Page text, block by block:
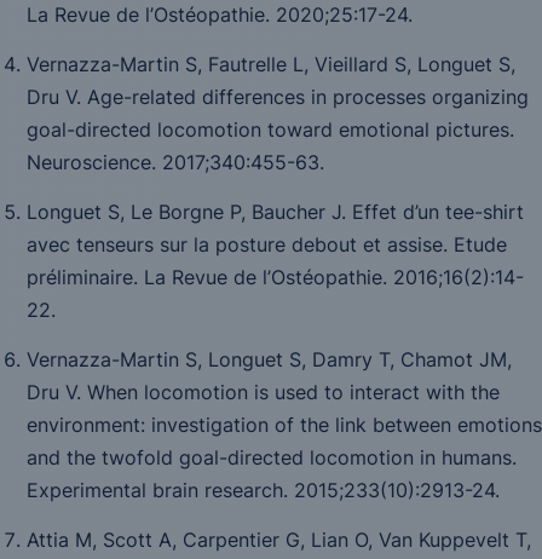
La Revue de l’Ostéopathie. 2020;25:17-24.
Vernazza-Martin S, Fautrelle L, Vieillard S, Longuet S,
Dru V. Age-related differences in processes organizing
goal-directed locomotion toward emotional pictures.
Neuroscience. 2017;340:455-63.
Longuet S, Le Borgne P, Baucher J. Effet d’un tee-shirt
avec tenseurs sur la posture debout et assise. Etude
préliminaire. La Revue de l’Ostéopathie. 2016;16(2):14-
22.
Vernazza-Martin S, Longuet S, Damry T, Chamot JM,
Dru V. When locomotion is used to interact with the
environment: investigation of the link between emotions
and the twofold goal-directed locomotion in humans.
Experimental brain research. 2015;233(10):2913-24.
Attia M, Scott A, Carpentier G, Lian O, Van Kuppevelt T,